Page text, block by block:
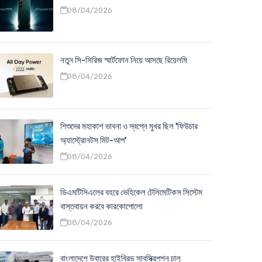
08/04/2026
নতুন সি-সিরিজ স্মার্টফোন নিয়ে আসছে রিয়েলমি
08/04/2026
শিশুদের মহাকাশ ভাবনা ও স্বপ্নে মুখর ছিল 'ফিউচার
অ্যাস্ট্রোনটস মিট-আপ'
08/04/2026
ডিএমটিসিএলের বহরে ভেহিকেল টেলিমেটিকস সিস্টেম
বাস্তবায়ন করবে কারকোপোলো
08/04/2026
বাংলাদেশে উবারের হাইব্রিড সাবস্ক্রিপশন চালু